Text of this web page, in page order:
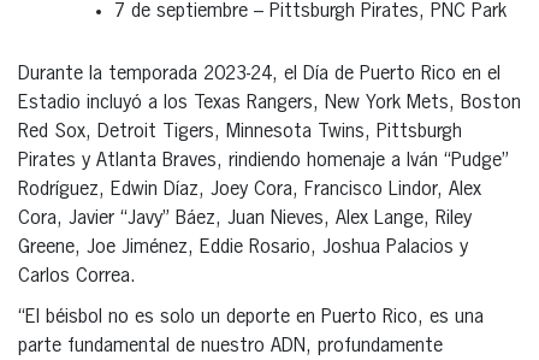
7 de septiembre – Pittsburgh Pirates, PNC Park
Durante la temporada 2023-24, el Día de Puerto Rico en el
Estadio incluyó a los Texas Rangers, New York Mets, Boston
Red Sox, Detroit Tigers, Minnesota Twins, Pittsburgh
Pirates y Atlanta Braves, rindiendo homenaje a Iván “Pudge”
Rodríguez, Edwin Díaz, Joey Cora, Francisco Lindor, Alex
Cora, Javier “Javy” Báez, Juan Nieves, Alex Lange, Riley
Greene, Joe Jiménez, Eddie Rosario, Joshua Palacios y
Carlos Correa.
“El béisbol no es solo un deporte en Puerto Rico, es una
parte fundamental de nuestro ADN, profundamente